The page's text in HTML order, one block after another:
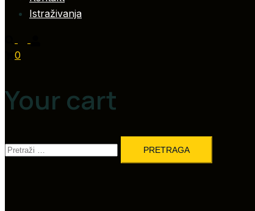
Istraživanja
0
Your cart
Pretraga: